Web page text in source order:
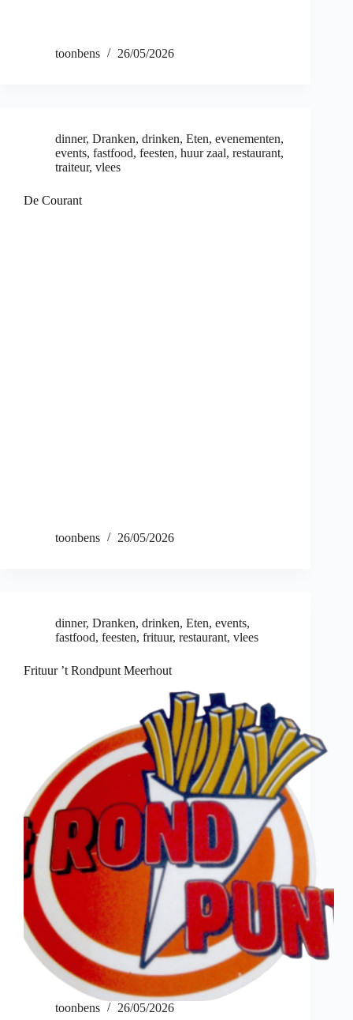
toonbens 26/05/2026
dinner, Dranken, drinken, Eten, evenementen,
events, fastfood, feesten, huur zaal, restaurant,
traiteur, vlees
De Courant
toonbens 26/05/2026
dinner, Dranken, drinken, Eten, events,
fastfood, feesten, frituur, restaurant, vlees
Frituur ’t Rondpunt Meerhout
toonbens 26/05/2026